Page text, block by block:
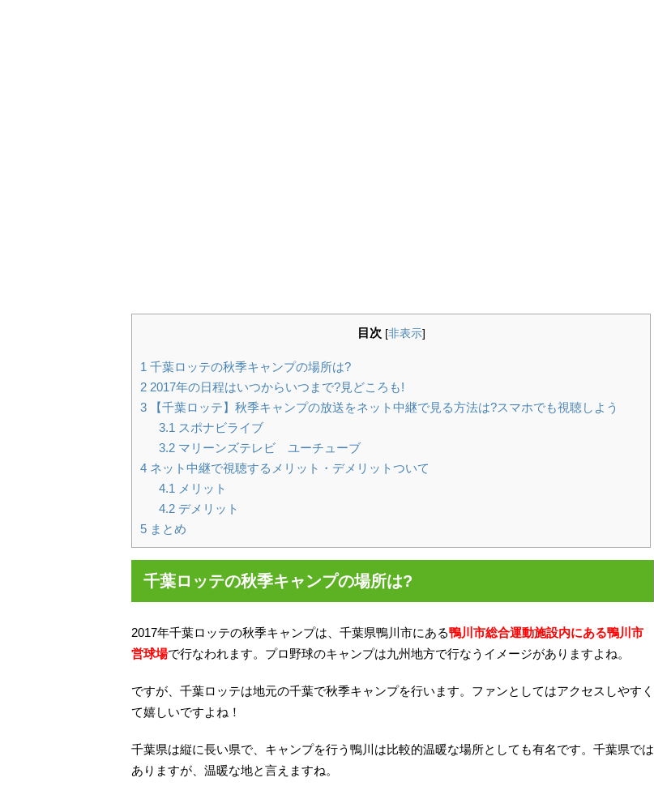
目次 [非表示]
1 千葉ロッテの秋季キャンプの場所は?
2 2017年の日程はいつからいつまで?見どころも!
3 【千葉ロッテ】秋季キャンプの放送をネット中継で見る方法は?スマホでも視聴しよう
3.1 スポナビライブ
3.2マリーンズテレビ ユーチューブ
4 ネット中継で視聴するメリット・デメリットついて
4.1 メリット
4.2デメリット
5 まとめ
千葉ロッテの秋季キャンプの場所は?
2017年千葉ロッテの秋季キャンプは、千葉県鴨川市にある鴨川市総合運動施設内にある鴨川市
営球場で行なわれます。プロ野球のキャンプは九州地方で行なうイメージがありますよね。
ですが、千葉ロッテは地元の千葉で秋季キャンプを行います。ファンとしてはアクセスしやすく
て嬉しいですよね！
千葉県は縦に長い県で、キャンプを行う鴨川は比較的温暖な場所としても有名です。千葉県では
ありますが、温暖な地と言えますね。